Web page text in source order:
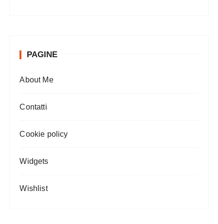
PAGINE
About Me
Contatti
Cookie policy
Widgets
Wishlist